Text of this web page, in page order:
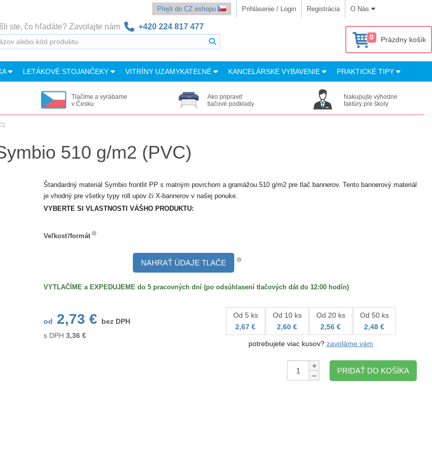
Přejít do CZ eshopu Prihlásenie / Login Registrácia O Nás
ste, čo hľadáte? Zavolajte nám +420 224 817 477
0 Prázdny košík
LETÁKOVÉ STOJANČEKY VITRÍNY UZAMYKATEĽNÉ KANCELÁRSKE VYBAVENIE PRAKTICKÉ TIPY
Tlačíme a vyrábame
v Česku
Ako pripraviť
tlačové podklady
Nakupujte výhodne
faktúry pre školy
510 g/m2 (PVC)
Štandardný materiál Symbio frontlit PP s matným povrchom a gramážou 510 g/m2 pre tlač bannerov. Tento bannerový materiál
je vhodný pre všetky typy roll upov či X-bannerov v našej ponuke.
VYBERTE SI VLASTNOSTI VÁŠHO PRODUKTU:
Veľkosť/formát
NAHRAŤ ÚDAJE TLAČE
VYTLAČÍME a EXPEDUJEME do 5 pracovných dní (po odsúhlasení tlačových dát do 12:00 hodín)
od 2,73 €
bez DPH
s DPH 3,36€
Od 5 ks
2,67 €
Od 10 ks
2,60 €
Od 20 ks
2,56 €
Od 50 ks
2,48 €
potrebujete viac kusov?zavoláme vám
Množstvo:
PRIDAŤ DO KOŠÍKA